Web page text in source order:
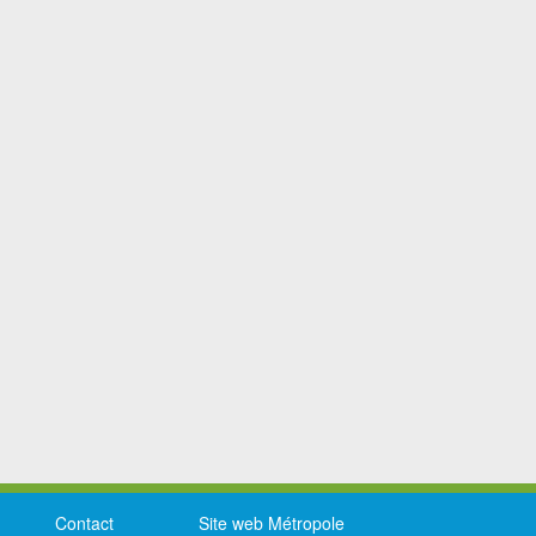
Contact Site web Métropole